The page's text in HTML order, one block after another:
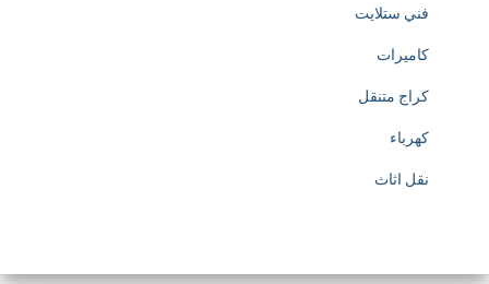
فني ستلايت
كاميرات
كراج متنقل
كهرباء
نقل اثاث